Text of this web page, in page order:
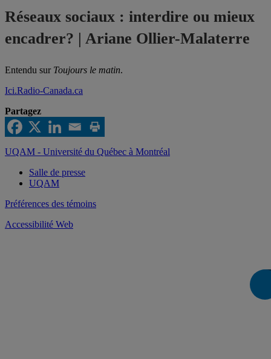
Réseaux sociaux : interdire ou mieux
encadrer? | Ariane Ollier-Malaterre
Entendu sur Toujours le matin.
Ici.Radio-Canada.ca
Partagez
UQAM - Université du Québec à Montréal
Salle de presse
UQAM
Préférences des témoins
Accessibilité Web